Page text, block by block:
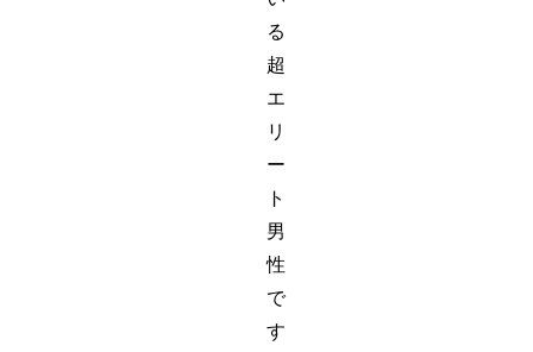
る
超
エ
リ
ー
ト
男
性
で
す